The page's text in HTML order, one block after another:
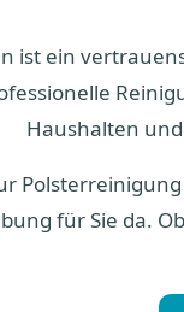
ist ein
Haushalten
für Sie da.